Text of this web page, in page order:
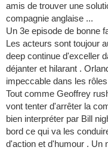
amis de trouver une
compagnie anglaise ...
Un 3e episode de bonne
Les acteurs sont toujour
deep continue d'exceller
déjanter et hilarant .
impeccable dans les
Tout comme Geoffrey
vont tenter d'arrêter la
bien interpréter par Bill
bord ce qui va les
d'action et d'humour . Un